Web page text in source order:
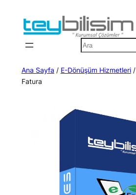
Ara
Ana Sayfa / E-Dönüşüm Hizmetleri/
Fatura